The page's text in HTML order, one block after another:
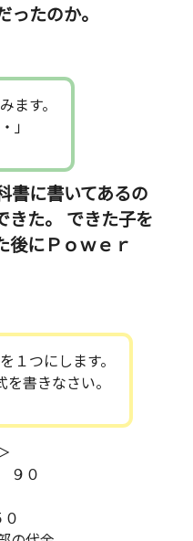
ったのか。
ます。
」
書に書いてあるの
きた。 できた子を
後にＰｏｗｅｒ
１つにします。
書きなさい。
０